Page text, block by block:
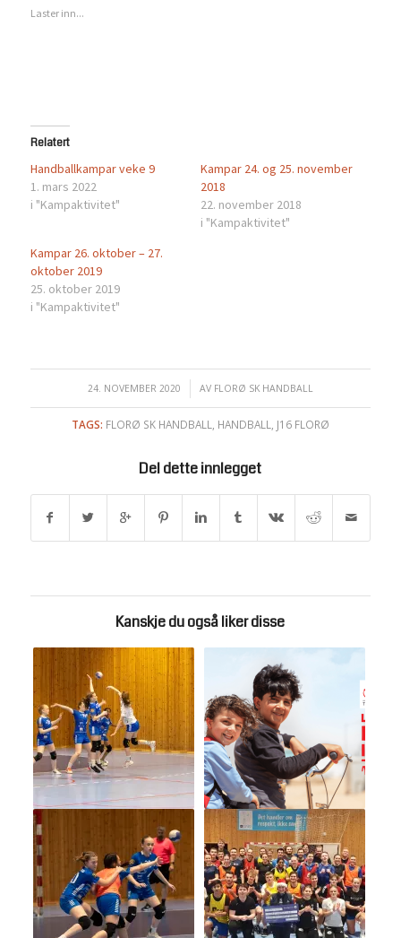
en
ny
Laster inn...
Relatert
Handballkampar veke 9
1. mars 2022
i "Kampaktivitet"
Kampar 24. og 25. november
2018
22. november 2018
i "Kampaktivitet"
Kampar 26. oktober – 27.
oktober 2019
25. oktober 2019
i "Kampaktivitet"
24. NOVEMBER 2020
/ AV FLORØ SK HANDBALL
TAGS: FLORØ SK HANDBALL HANDBALL J16 FLORØ
Del dette innlegget
Kanskje du også liker disse